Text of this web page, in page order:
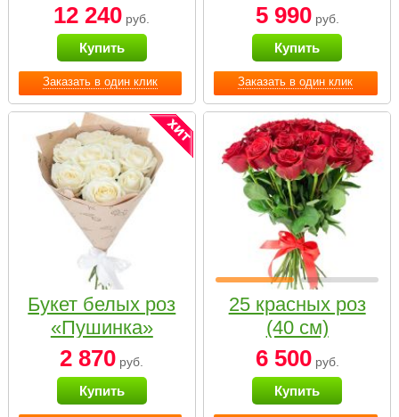
Заказать в один клик
12 240 руб.
Купить
Заказать в один клик
5 990руб.
Купить
Букет белых роз
«Пушинка»
2 870 руб.
Купить
25 красных роз
(40 см)
6 500руб.
Купить